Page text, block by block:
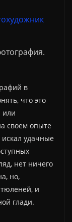
в
что это
или
своем опыте
удачные
нет ничего
но,
и
глади.